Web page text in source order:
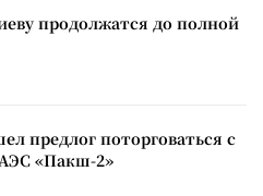
продолжатся до полной
предлог поторговаться с
«Пакш-2»